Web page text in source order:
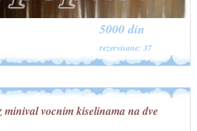
5000 din
rezervisane: 37
vocnim kiselinama na dve